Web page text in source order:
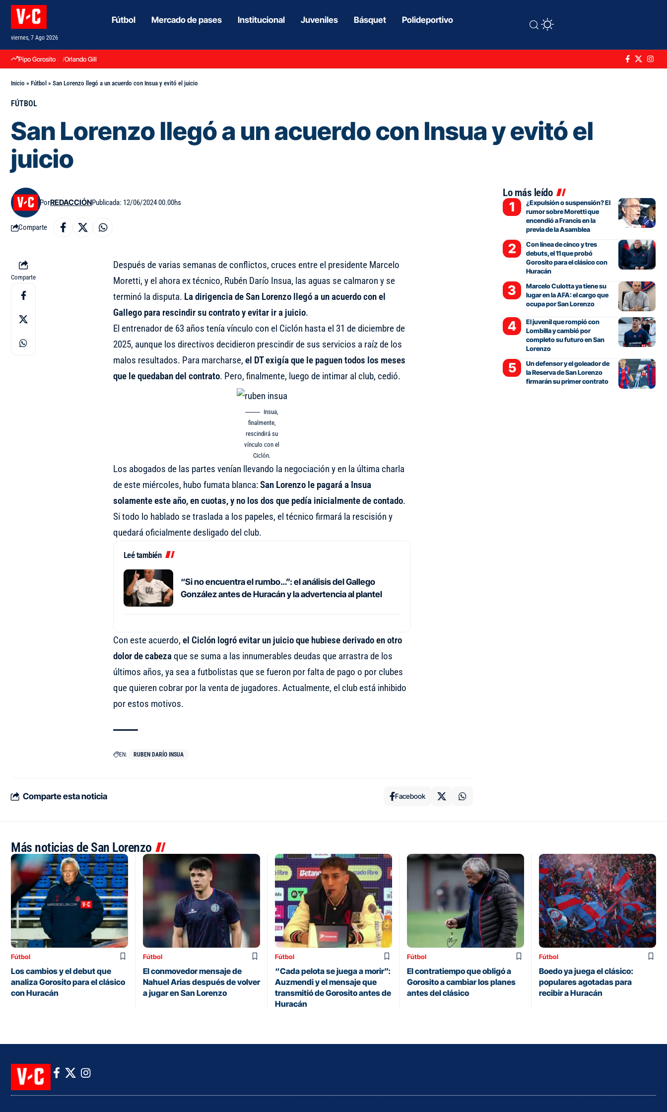
viernes, 7 Ago 2026
Fútbol Mercado de pases Institucional Juveniles Básquet Polideportivo
Pipo Gorosito Orlando Gill
Inicio » Fútbol » San Lorenzo llegó a un acuerdo con Insua y evitó el juicio
FÚTBOL
San Lorenzo llegó a un acuerdo con Insua y evitó el
juicio
PorREDACCIÓNPublicada: 12/06/2024 00.00hs
Comparte
Comparte
Después de varias semanas de conflictos, cruces entre el presidente Marcelo
Moretti, y el ahora ex técnico, Rubén Darío Insua, las aguas se calmaron y se
terminó la disputa. La dirigencia de San Lorenzo llegó a un acuerdo con el
Gallego para rescindir su contrato y evitar ir a juicio.
El entrenador de 63 años tenía vínculo con el Ciclón hasta el 31 de diciembre de
2025, aunque los directivos decidieron prescindir de sus servicios a raíz de los
malos resultados. Para marcharse, el DT exigía que le paguen todos los meses
que le quedaban del contrato. Pero, finalmente, luego de intimar al club, cedió.
Insua,
finalmente,
rescindirá su
vínculo con el
Ciclón.
Los abogados de las partes venían llevando la negociación y en la última charla
de este miércoles, hubo fumata blanca:San Lorenzo le pagará a Insua
solamente este año, en cuotas, y no los dos que pedía inicialmente de contado.
Si todo lo hablado se traslada a los papeles, el técnico firmará la rescisión y
quedará oficialmente desligado del club.
Leé también
“Si no encuentra el rumbo…”: el análisis del Gallego
González antes de Huracán y la advertencia al plantel
Con este acuerdo, el Ciclón logró evitar un juicio que hubiese derivado en otro
dolor de cabezaque se suma a las innumerables deudas que arrastra de los
últimos años, ya sea a futbolistas que se fueron por falta de pago o por clubes
que quieren cobrar por la venta de jugadores. Actualmente, el club está inhibido
por estos motivos.
EN: RUBEN DARÍO INSUA
Comparte esta noticia Facebook
Lo más leído
¿Expulsión o suspensión? El
rumor sobre Moretti que
encendió a Francis en la
previa de la Asamblea
Con línea de cinco y tres
debuts, el 11 que probó
Gorosito para el clásico con
Huracán
Marcelo Culotta ya tiene su
lugar en la AFA: el cargo que
ocupa por San Lorenzo
El juvenil que rompió con
Lombilla y cambió por
completo su futuro en San
Lorenzo
Un defensor y el goleador de
la Reserva de San Lorenzo
firmarán su primer contrato
Más noticias de San Lorenzo
Fútbol
Los cambios y el debut que
analiza Gorosito para el clásico
con Huracán
Fútbol
El conmovedor mensaje de
Nahuel Arias después de volver
a jugar en San Lorenzo
Fútbol
“Cada pelota se juega a morir”:
Auzmendi y el mensaje que
transmitió de Gorosito antes de
Huracán
Fútbol
El contratiempo que obligó a
Gorosito a cambiar los planes
antes del clásico
Fútbol
Boedo ya juega el clásico:
populares agotadas para
recibir a Huracán